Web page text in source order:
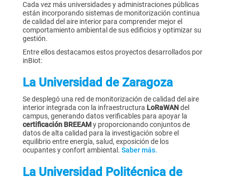
Cada vez más universidades y administraciones públicas
están incorporando sistemas de monitorización continua
de calidad del aire interior para comprender mejor el
comportamiento ambiental de sus edificios y optimizar su
gestión.
Entre ellos destacamos estos proyectos desarrollados por
inBiot:
La Universidad de Zaragoza
Se desplegó una red de monitorización de calidad del aire
interior integrada con la infraestructura LoRaWANdel
campus, generando datos verificables para apoyar la
certificación BREEAMy proporcionando conjuntos de
datos de alta calidad para la investigación sobre el
equilibrio entre energía, salud, exposición de los
ocupantes y confort ambiental. Saber más.
La Universidad Politécnica de